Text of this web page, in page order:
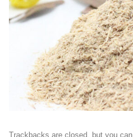
Trackbacks are closed, but you can